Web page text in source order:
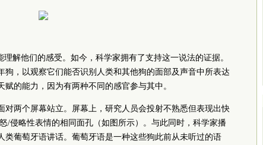
解他们的感受。如今，科学家拥有了支持这一说法的证据。
狗，以观察它们能否识别人类和其他狗的面部及声音中所表达
的能力，因为有两种不同的感官参与其中。
对两个屏幕站立。屏幕上，研究人员会投射不熟悉但表现出快
/侵略性表情的相同面孔（如图所示）。与此同时，科学家播
葡萄牙语讲话。葡萄牙语是一种这些狗此前从未听过的语